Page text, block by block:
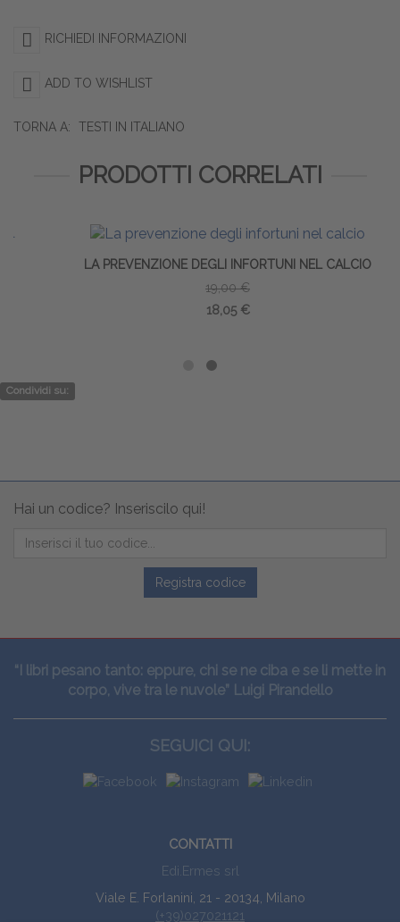
RICHIEDI INFORMAZIONI
ADD TO WISHLIST
TORNA A: TESTI IN ITALIANO
PRODOTTI CORRELATI
LA PREVENZIONE DEGLI INFORTUNI NEL CALCIO
19,00 €
18,05 €
Condividi su:
Hai un codice? Inseriscilo qui!
Registra codice
“I libri pesano tanto: eppure, chi se ne ciba e se li mette in
corpo, vive tra le nuvole” Luigi Pirandello
SEGUICI QUI:
CONTATTI
Edi.Ermes srl
Viale E. Forlanini, 21 - 20134, Milano
(+39)027021121